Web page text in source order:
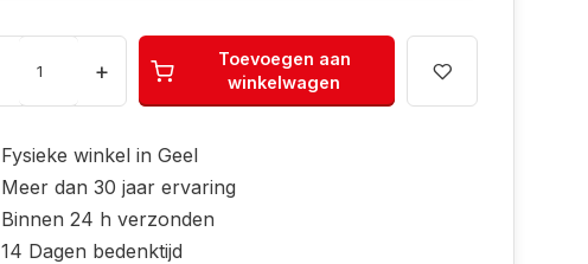
+
Toevoegen aan
winkelwagen
Fysieke winkel in Geel
Meer dan 30 jaar ervaring
Binnen 24 h verzonden
14 Dagen bedenktijd